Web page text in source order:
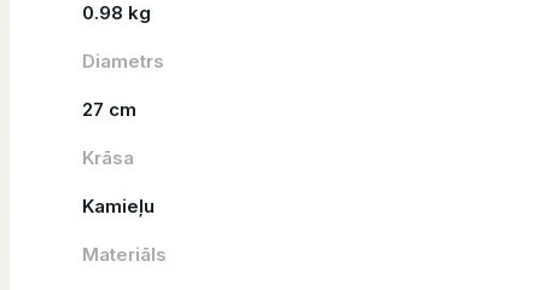
0.98 kg
Diametrs
27 cm
Krāsa
Kamieļu
Materiāls